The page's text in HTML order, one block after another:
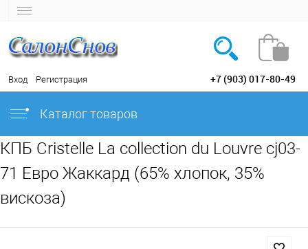
Вход Регистрация +7 (903) 017-80-49
Каталог товаров
КПБ Cristelle La collection du Louvre cj03-
71 Евро Жаккард (65% хлопок, 35%
вискоза)